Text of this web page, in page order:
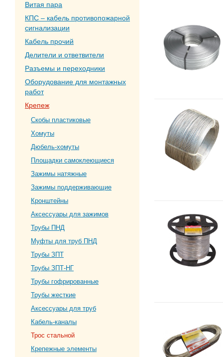
Витая пара
КПС – кабель противопожарной
сигнализации
Кабель прочий
Делители и ответвители
Разъемы и переходники
Оборудование для монтажных
работ
Крепеж
Скобы пластиковые
Хомуты
Дюбель-хомуты
Площадки самоклеющиеся
Зажимы натяжные
Зажимы поддерживающие
Кронштейны
Аксессуары для зажимов
Трубы ПНД
Муфты для труб ПНД
Трубы ЗПТ
Трубы ЗПТ-НГ
Трубы гофрированные
Трубы жесткие
Аксессуары для труб
Кабель-каналы
Трос стальной
Крепежные элементы